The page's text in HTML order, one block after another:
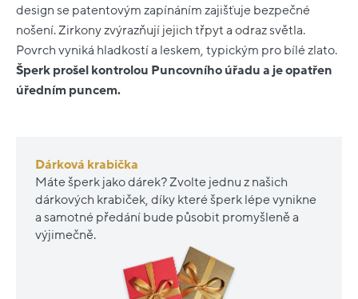
design se patentovým zapínáním zajišťuje bezpečné
nošení. Zirkony zvýrazňují jejich třpyt a odraz světla.
Povrch vyniká hladkostí a leskem, typickým pro bílé zlato.
Šperk prošel kontrolou Puncovního úřadu a je opatřen
úředním puncem.
Dárková krabička
Máte šperk jako dárek? Zvolte jednu z našich
dárkových krabiček, díky které šperk lépe vynikne
a samotné předání bude působit promyšleně a
výjimečně.